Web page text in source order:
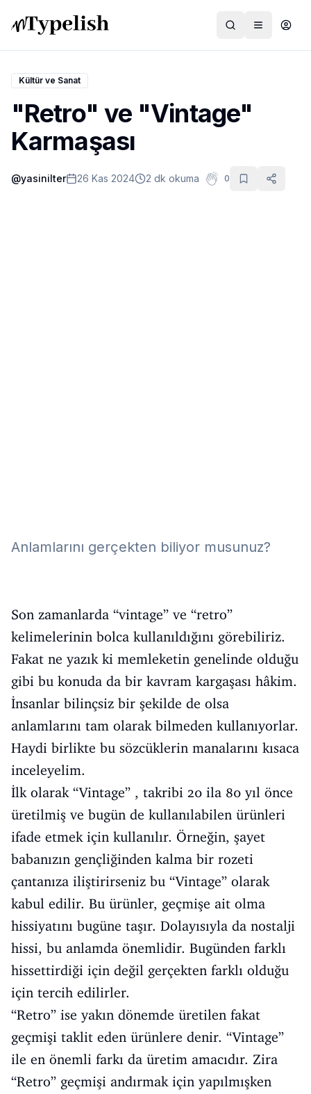
Dünya
Film ve Dizi
Kültür ve Sanat
Kültür ve Sanat
"Retro" ve "Vintage"
Karmaşası
@yasinilter 26 Kas 2024 2 dk okuma 0
Anlamlarını gerçekten biliyor musunuz?
Son zamanlarda “vintage” ve “retro”
kelimelerinin bolca kullanıldığını görebiliriz.
Fakat ne yazık ki memleketin genelinde olduğu
gibi bu konuda da bir kavram kargaşası hâkim.
İnsanlar bilinçsiz bir şekilde de olsa
anlamlarını tam olarak bilmeden kullanıyorlar.
Haydi birlikte bu sözcüklerin manalarını kısaca
inceleyelim.
İlk olarak “Vintage” , takribi 20 ila 80 yıl önce
üretilmiş ve bugün de kullanılabilen ürünleri
ifade etmek için kullanılır. Örneğin, şayet
babanızın gençliğinden kalma bir rozeti
çantanıza iliştirirseniz bu “Vintage” olarak
kabul edilir. Bu ürünler, geçmişe ait olma
hissiyatını bugüne taşır. Dolayısıyla da nostalji
hissi, bu anlamda önemlidir. Bugünden farklı
hissettirdiği için değil gerçekten farklı olduğu
için tercih edilirler.
“Retro” ise yakın dönemde üretilen fakat
geçmişi taklit eden ürünlere denir. “Vintage”
ile en önemli farkı da üretim amacıdır. Zira
“Retro” geçmişi andırmak için yapılmışken